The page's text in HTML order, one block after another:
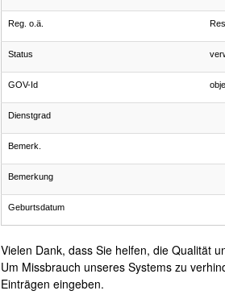
Reg. o.ä.
Status
GOV-Id
Dienstgrad
Bemerk.
Bemerkung
Geburtsdatum
Vielen Dank, dass Sie helfen, die Qualität
Um Missbrauch unseres Systems zu
Einträgen eingeben.